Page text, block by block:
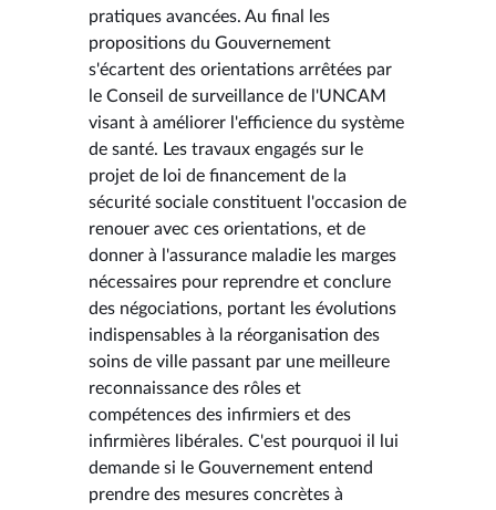
pratiques avancées. Au final les
propositions du Gouvernement
s'écartent des orientations arrêtées par
le Conseil de surveillance de l'UNCAM
visant à améliorer l'efficience du système
de santé. Les travaux engagés sur le
projet de loi de financement de la
sécurité sociale constituent l'occasion de
renouer avec ces orientations, et de
donner à l'assurance maladie les marges
nécessaires pour reprendre et conclure
des négociations, portant les évolutions
indispensables à la réorganisation des
soins de ville passant par une meilleure
reconnaissance des rôles et
compétences des infirmiers et des
infirmières libérales. C'est pourquoi il lui
demande si le Gouvernement entend
prendre des mesures concrètes à